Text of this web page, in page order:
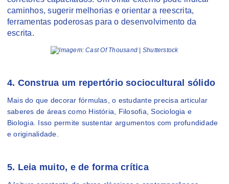
caminhos, sugerir melhorias e orientar a reescrita,
ferramentas poderosas para o desenvolvimento da
escrita.
Imagem: Cast Of Thousand | Shutterstock
4. Construa um repertório sociocultural sólido
Mais do que decorar fórmulas, o estudante precisa articular
saberes de áreas como História, Filosofia, Sociologia e
Biologia. Isso permite sustentar argumentos com profundidade
e originalidade.
5. Leia muito, e de forma crítica